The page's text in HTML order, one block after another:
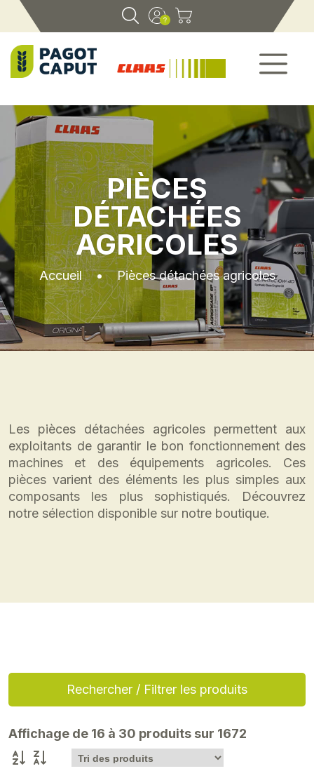
PIÈCES
DÉTACHÉES
AGRICOLES
Accueil•Pièces détachées agricoles
Les pièces détachées agricoles permettent aux
exploitants de garantir le bon fonctionnement des
machines et des équipements agricoles. Ces
pièces varient des éléments les plus simples aux
composants les plus sophistiqués. Découvrez
notre sélection disponible sur notre boutique.
Rechercher / Filtrer les produits
Affichage de 16 à 30 produits sur 1672